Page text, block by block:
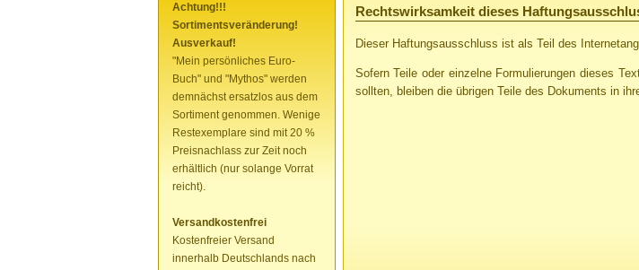
Achtung!!!
Sortimentsveränderung!
Ausverkauf!
"Mein persönliches Euro-
Buch" und "Mythos" werden
demnächst ersatzlos aus dem
Sortiment genommen. Wenige
Restexemplare sind mit 20 %
Preisnachlass zur Zeit noch
erhältlich (nur solange Vorrat
reicht).
Versandkostenfrei
Kostenfreier Versand
innerhalb Deutschlands nach
Rechtswirksamkeit dieses
Dieser Haftungsausschluss ist als Teil des
Sofern Teile oder einzelne Formulierungen dieses
sollten, bleiben die übrigen Teile des Dokuments in